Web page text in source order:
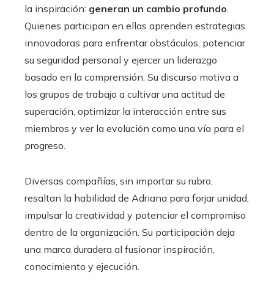
la inspiración: generan un cambio profundo.
Quienes participan en ellas aprenden estrategias
innovadoras para enfrentar obstáculos, potenciar
su seguridad personal y ejercer un liderazgo
basado en la comprensión. Su discurso motiva a
los grupos de trabajo a cultivar una actitud de
superación, optimizar la interacción entre sus
miembros y ver la evolución como una vía para el
progreso.
Diversas compañías, sin importar su rubro,
resaltan la habilidad de Adriana para forjar unidad,
impulsar la creatividad y potenciar el compromiso
dentro de la organización. Su participación deja
una marca duradera al fusionar inspiración,
conocimiento y ejecución.